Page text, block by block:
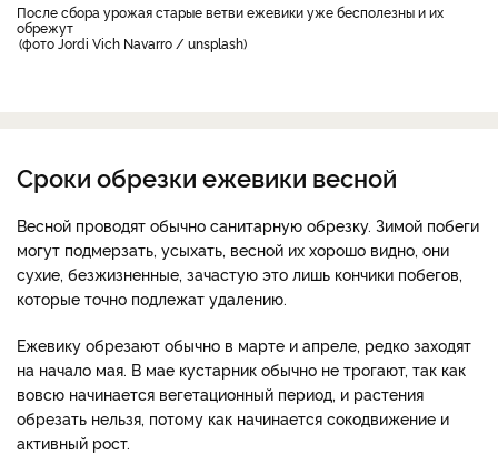
После сбора урожая старые ветви ежевики уже бесполезны и их
обрежут
фото Jordi Vich Navarro / unsplash
Сроки обрезки ежевики весной
Весной проводят обычно санитарную обрезку. Зимой побеги
могут подмерзать, усыхать, весной их хорошо видно, они
сухие, безжизненные, зачастую это лишь кончики побегов,
которые точно подлежат удалению.
Ежевику обрезают обычно в марте и апреле, редко заходят
на начало мая. В мае кустарник обычно не трогают, так как
вовсю начинается вегетационный период, и растения
обрезать нельзя, потому как начинается сокодвижение и
активный рост.